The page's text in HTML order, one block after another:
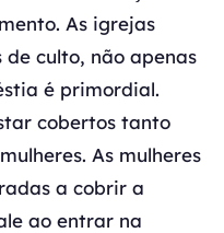
As igrejas
culto, não apenas
é primordial.
cobertos tanto
As mulheres
a cobrir a
ao entrar na